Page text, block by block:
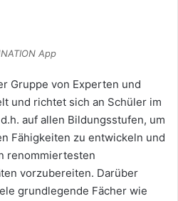
App
Gruppe von Experten und
und richtet sich an Schüler im
auf allen Bildungsstufen, um
Fähigkeiten zu entwickeln und
renommiertesten
vorzubereiten. Darüber
grundlegende Fächer wie